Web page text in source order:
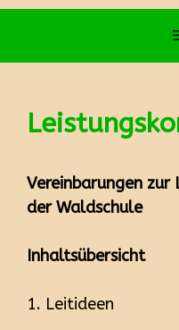
Vereinbarungen
der Waldschule
Inhaltsübersicht
1. Leitideen